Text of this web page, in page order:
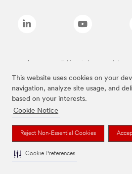
This website uses cookies on your
navigation, analyze site usage, and
based on your interests.
Cookie Notice
Reject Non-Essential Cookies
Cookie Preferences
Les marques listées ci-dessus sont des